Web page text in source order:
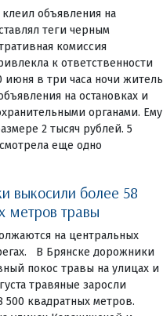
объявления на
теги черным
комиссия
к ответственности
июня в три часа ночи житель
на остановках и
органами. Ему
2 тысяч рублей. 5
еще одно
выкосили более 58
метров травы
на центральных
В Брянске дорожники
покос травы на улицах и
травяные заросли
500 квадратных метров.